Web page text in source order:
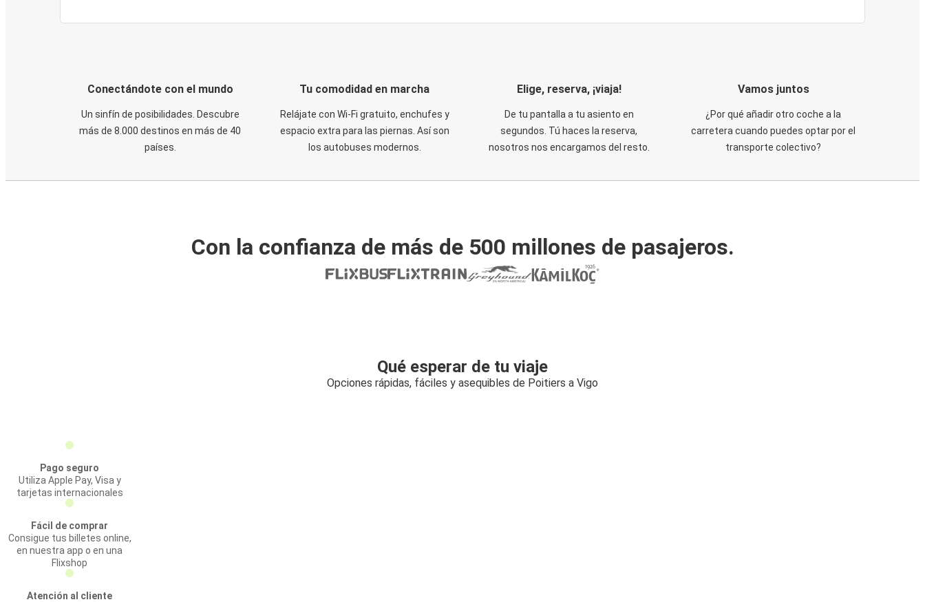
Conectándote con el mundo
Un sinfín de posibilidades. Descubre
más de 8.000 destinos en más de 40
países.
Tu comodidad en marcha
Relájate con Wi-Fi gratuito, enchufes y
espacio extra para las piernas. Así son
los autobuses modernos.
Elige, reserva, ¡viaja!
De tu pantalla a tu asiento en
segundos. Tú haces la reserva,
nosotros nos encargamos del resto.
Vamos juntos
¿Por qué añadir otro coche a la
carretera cuando puedes optar por el
transporte colectivo?
Con la confianza de más de 500 millones de pasajeros.
Qué esperar de tu viaje
Opciones rápidas, fáciles y asequibles de Poitiers a Vigo
Pago seguro
Utiliza Apple Pay, Visa y
tarjetas internacionales
Fácil de comprar
Consigue tus billetes online,
en nuestra app o en una
Flixshop
Atención al cliente